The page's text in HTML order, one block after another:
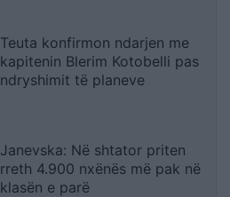
Teuta konfirmon ndarjen me
kapitenin Blerim Kotobelli pas
ndryshimit të planeve
Janevska: Në shtator priten
rreth 4.900 nxënës më pak në
klasën e parë